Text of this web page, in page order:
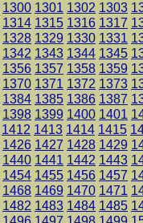
1300 1301 1302 1303
1314 1315 1316 1317
1328 1329 1330 1331
1342 1343 1344 1345
1356 1357 1358 1359
1370 1371 1372 1373
1384 1385 1386 1387
1398 1399 1400 1401
1412 1413 1414 1415
1426 1427 1428 1429
1440 1441 1442 1443
1454 1455 1456 1457
1468 1469 1470 1471
1482 1483 1484 1485